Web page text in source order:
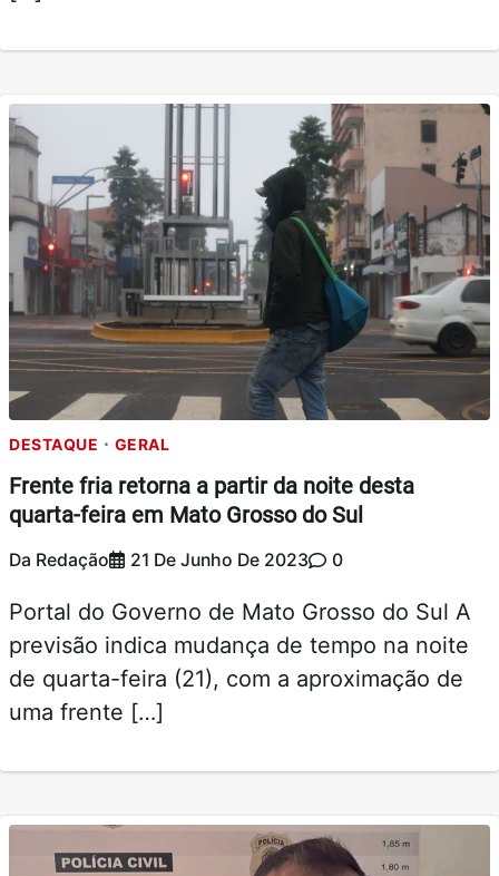
DESTAQUE GERAL
Frente fria retorna a partir da noite desta
quarta-feira em Mato Grosso do Sul
Da Redação 21 De Junho De 2023 0
Portal do Governo de Mato Grosso do Sul A
previsão indica mudança de tempo na noite
de quarta-feira (21), com a aproximação de
uma frente […]